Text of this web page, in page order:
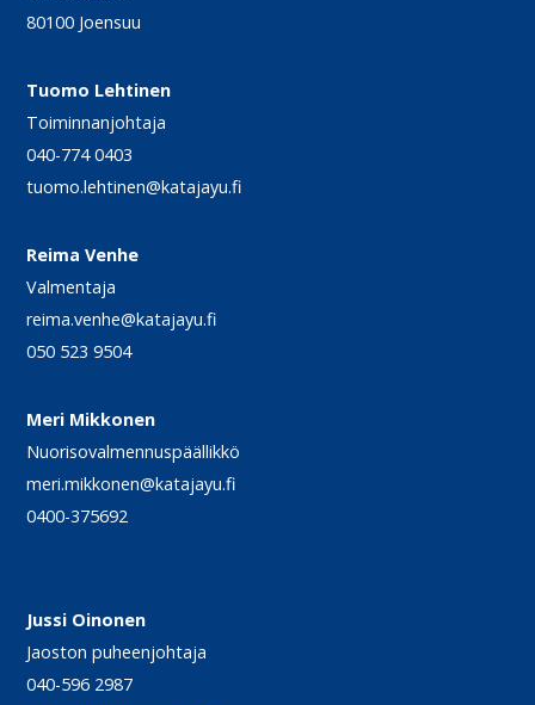
80100 Joensuu
Tuomo Lehtinen
Toiminnanjohtaja
040-774 0403
tuomo.lehtinen@katajayu.fi
Reima Venhe
Valmentaja
reima.venhe@katajayu.fi
050 523 9504
Meri Mikkonen
Nuorisovalmennuspäällikkö
meri.mikkonen@katajayu.fi
0400-375692
Jussi Oinonen
Jaoston puheenjohtaja
040-596 2987